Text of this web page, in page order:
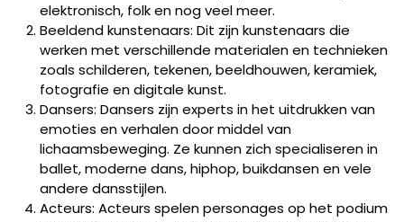
elektronisch, folk en nog veel meer.
Beeldend kunstenaars: Dit zijn kunstenaars die
werken met verschillende materialen en technieken
zoals schilderen, tekenen, beeldhouwen, keramiek,
fotografie en digitale kunst.
Dansers: Dansers zijn experts in het uitdrukken van
emoties en verhalen door middel van
lichaamsbeweging. Ze kunnen zich specialiseren in
ballet, moderne dans, hiphop, buikdansen en vele
andere dansstijlen.
Acteurs: Acteurs spelen personages op het podium